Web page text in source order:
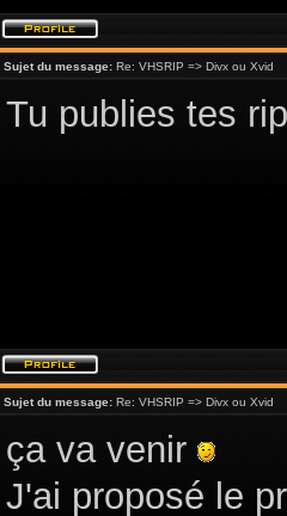
Sujet du message: Re: VHSRIP => Divx ou Xvid
Tu publies tes
Sujet du message: Re: VHSRIP => Divx ou Xvid
ça va venir
J'ai proposé le